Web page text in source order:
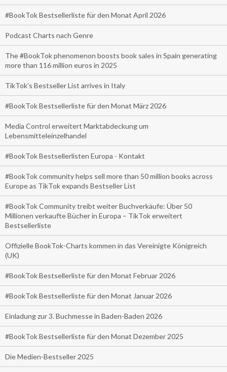
#BookTok Bestsellerliste für den Monat April 2026
Podcast Charts nach Genre
The #BookTok phenomenon boosts book sales in Spain generating
more than 116 million euros in 2025
TikTok’s Bestseller List arrives in Italy
#BookTok Bestsellerliste für den Monat März 2026
Media Control erweitert Marktabdeckung um
Lebensmitteleinzelhandel
#BookTok Bestsellerlisten Europa - Kontakt
#BookTok community helps sell more than 50 million books across
Europe as TikTok expands Bestseller List
#BookTok Community treibt weiter Buchverkäufe: Über 50
Millionen verkaufte Bücher in Europa – TikTok erweitert
Bestsellerliste
Offizielle BookTok-Charts kommen in das Vereinigte Königreich
(UK)
#BookTok Bestsellerliste für den Monat Februar 2026
#BookTok Bestsellerliste für den Monat Januar 2026
Einladung zur 3. Buchmesse in Baden-Baden 2026
#BookTok Bestsellerliste für den Monat Dezember 2025
Die Medien-Bestseller 2025